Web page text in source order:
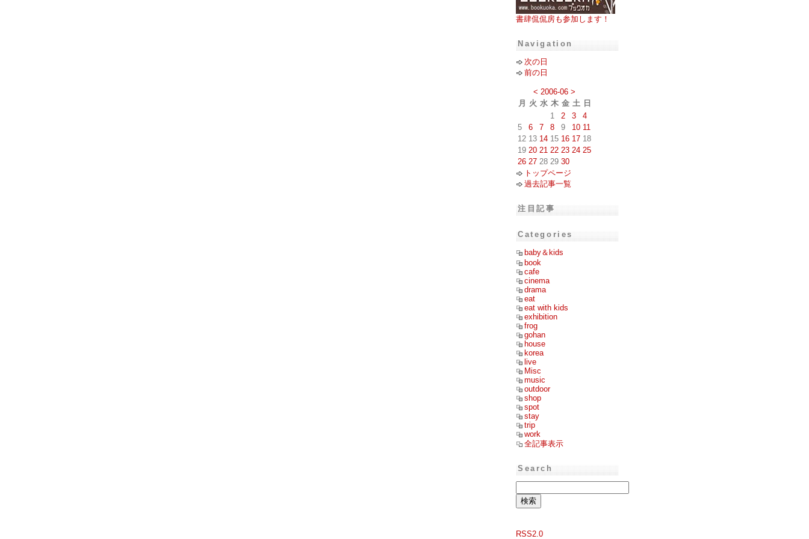
書肆侃侃房も参加します！
Navigation
次の日
前の日
< 2006-06 >
月
火 水 木 金 土 日
1
2 3
4
5
6 7 8 9 10 11
12 13 14 15 16 17 18
19 20 21 22 23 24 25
26 27 28 29 30
トップページ
過去記事一覧
注目記事
Categories
baby＆kids
book
cafe
cinema
drama
eat
eat with kids
exhibition
frog
gohan
house
korea
live
Misc
music
outdoor
shop
spot
stay
trip
work
全記事表示
Search
RSS2.0